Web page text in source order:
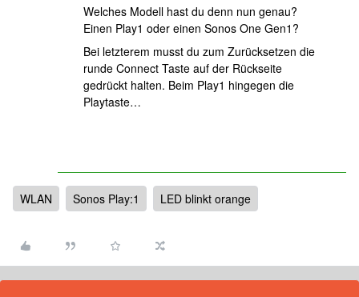
Welches Modell hast du denn nun genau?
Einen Play1 oder einen Sonos One Gen1?
Bei letzterem musst du zum Zurücksetzen die
runde Connect Taste auf der Rückseite
gedrückt halten. Beim Play1 hingegen die
Playtaste…
WLAN Sonos Play:1 LED blinkt orange